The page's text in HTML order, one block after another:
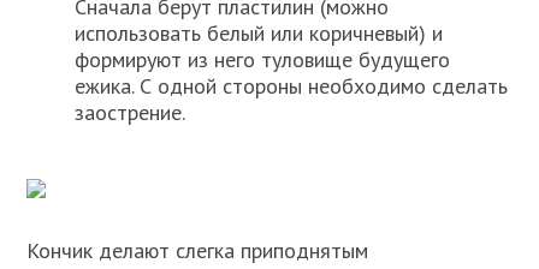
Сначала берут пластилин (можно
использовать белый или коричневый) и
формируют из него туловище будущего
ежика. С одной стороны необходимо сделать
заострение.
Кончик делают слегка приподнятым